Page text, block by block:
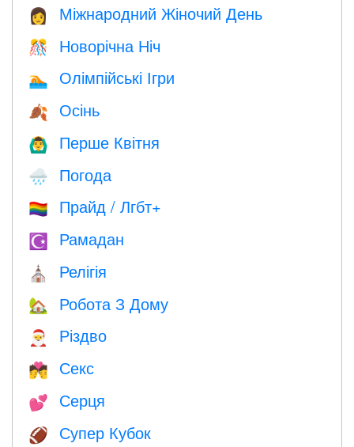
👩 Міжнародний Жіночий День
🎊 Новорічна Ніч
🏊 Олімпійські Ігри
🍂 Осінь
🙆‍♂️ Перше Квітня
🌧 Погода
🏳️‍🌈 Прайд / Лгбт+
☪️ Рамадан
⛪️ Релігія
🏡 Робота З Дому
🎅 Різдво
💏 Секс
💕 Серця
🏈 Супер Кубок